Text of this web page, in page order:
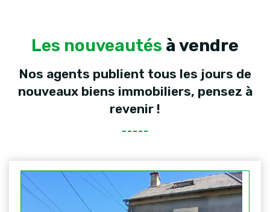
Les nouveautés à vendre
Nos agents publient tous les jours de
nouveaux biens immobiliers, pensez à
revenir !